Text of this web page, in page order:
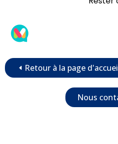
Retour à la page
Nous